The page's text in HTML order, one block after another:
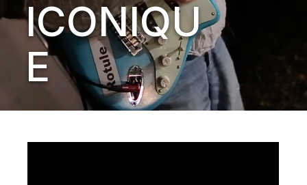
ICONIQU
E